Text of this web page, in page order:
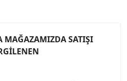
MAĞAZAMIZDA SATIŞI